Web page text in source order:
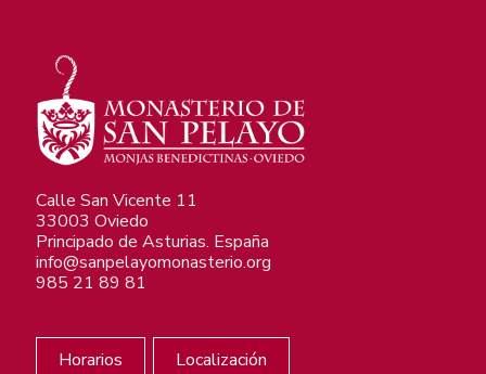
Calle San Vicente 11
33003 Oviedo
Principado de Asturias. España
info@sanpelayomonasterio.org
985 21 89 81
Horarios Localización